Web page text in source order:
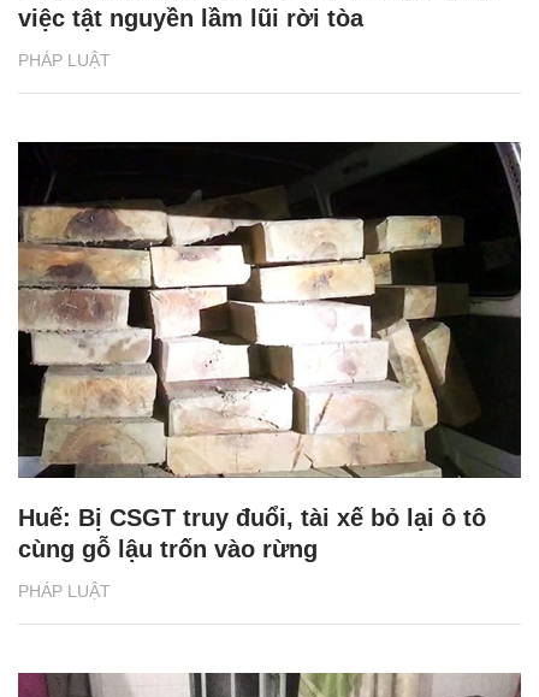
PHÁP LUẬT
việc tật nguyền lầm lũi rời tòa
PHÁP LUẬT
Huế: Bị CSGT truy đuổi, tài xế bỏ lại ô tô
cùng gỗ lậu trốn vào rừng